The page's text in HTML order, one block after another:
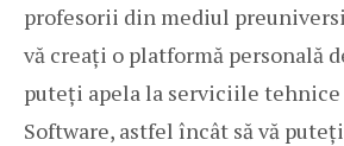
profesorii din mediul
vă creați o platformă personală
puteți apela la serviciile
Software, astfel încât să vă